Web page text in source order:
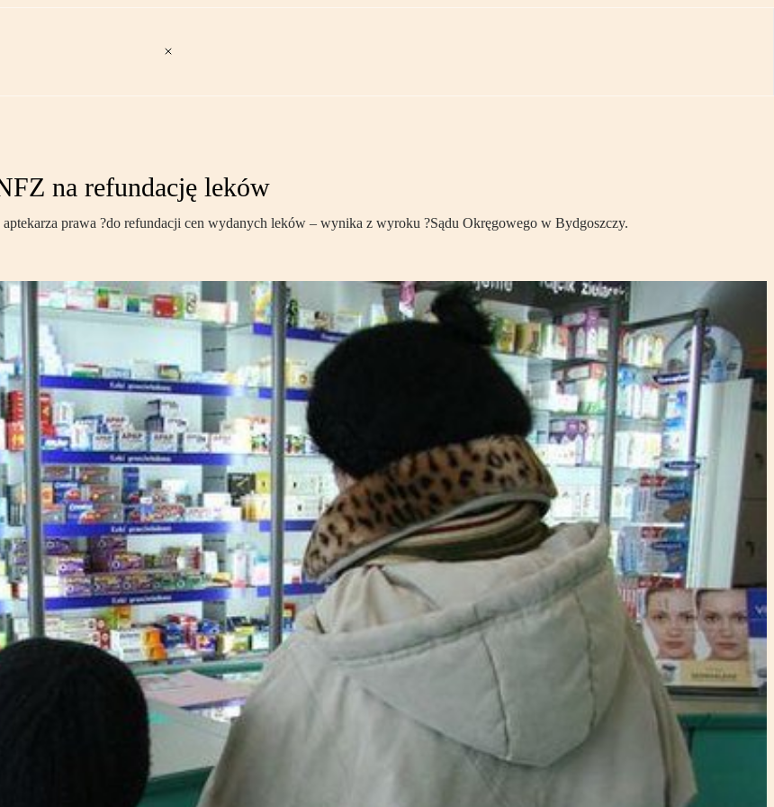
na refundację leków
prawa ?do refundacji cen wydanych leków – wynika z wyroku ?Sądu Okręgowego w Bydgoszczy.